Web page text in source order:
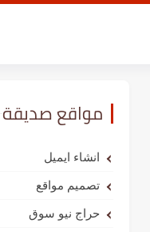
مواقع صديقة
انشاء ايميل
تصميم مواقع
حراج نيو سوق